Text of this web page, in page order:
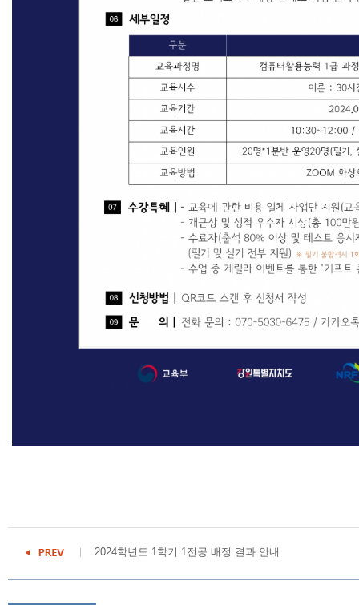
2024학년도 1학기 1전공 배정 결과 안내